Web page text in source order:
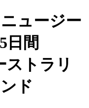
ュージー
日間
ストラリ
ド